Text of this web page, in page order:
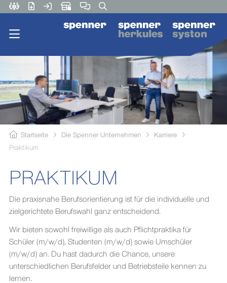
Startseite Die Spenner Unternehmen
Karriere
Praktikum
PRAKTIKUM
Die praxisnahe Berufsorientierung ist für die individuelle und
zielgerichtete Berufswahl ganz entscheidend.
Wir bieten sowohl freiwillige als auch Pflichtpraktika für
Schüler (m/w/d), Studenten (m/w/d) sowie Umschüler
(m/w/d) an. Du hast dadurch die Chance, unsere
unterschiedlichen Berufsfelder und Betriebsteile kennen zu
lernen.